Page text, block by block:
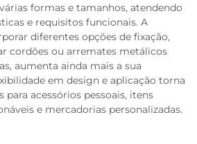
formas e tamanhos, atendendo
e requisitos funcionais. A
diferentes opções de fixação,
cordões ou arremates metálicos
aumenta ainda mais a sua
em design e aplicação torna
para acessórios pessoais, itens
e mercadorias personalizadas.